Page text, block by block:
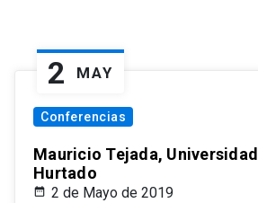
2 MAY
Conferencias
Mauricio Tejada,
Hurtado
2 de Mayo de 2019